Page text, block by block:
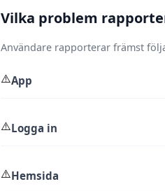
Vilka problem
Användare rapporterar främst
⚠️App
⚠️Logga in
⚠️Hemsida